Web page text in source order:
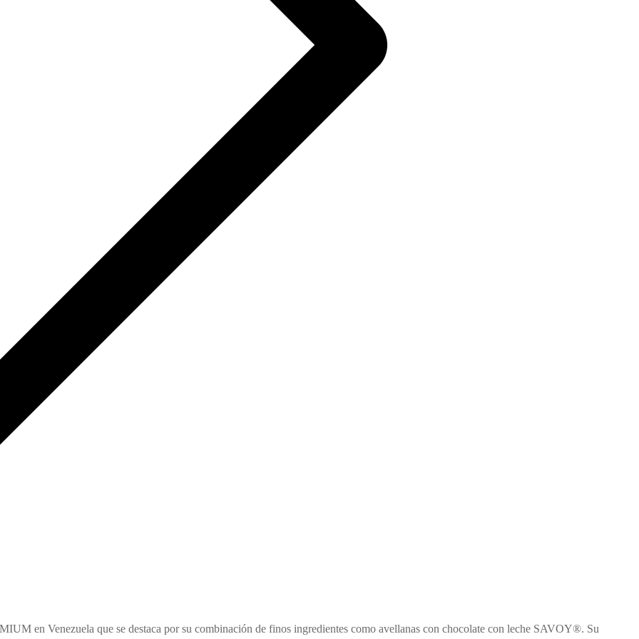
en Venezuela que se destaca por su combinación de finos ingredientes como avellanas con chocolate con leche SAVOY®. Su